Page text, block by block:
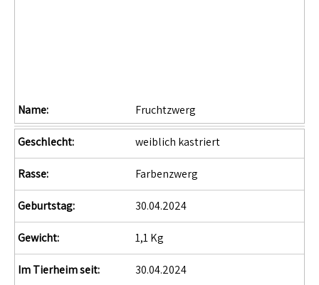
Name: Fruchtzwerg
Geschlecht: weiblich kastriert
Rasse: Farbenzwerg
Geburtstag: 30.04.2024
Gewicht: 1,1 Kg
Im Tierheim seit: 30.04.2024